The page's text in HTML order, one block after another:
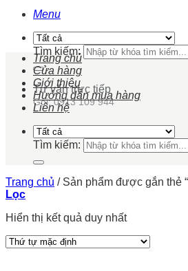
Menu
Tìm kiếm:
Tư vấn trực tiếp
Gọi: 0913 109 944
Trang chủ
Cửa hàng
Giới thiệu
Hướng dẫn mua hàng
Liên hệ
Tìm kiếm:
Trang chủ /Sản phẩm được gắn thẻ
Lọc
Hiển thị kết quả duy nhất